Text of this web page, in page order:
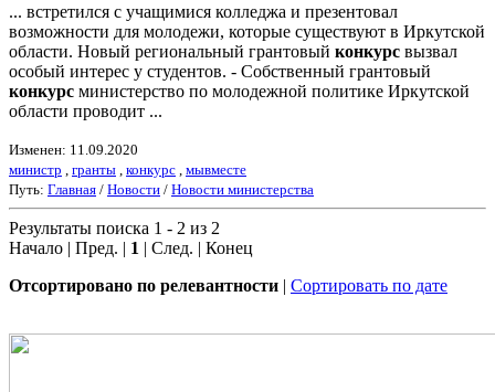
... встретился с учащимися колледжа и презентовал
возможности для молодежи, которые существуют в Иркутской
области. Новый региональный грантовый конкурс вызвал
особый интерес у студентов. - Собственный грантовый
конкурс министерство по молодежной политике Иркутской
области проводит ...
Изменен: 11.09.2020
министр
гранты конкурс мывместе
Путь: Главная / Новости / Новости министерства
Результаты поиска 1 - 2 из 2
Начало | Пред. | 1 | След. | Конец
Отсортировано по релевантности | Сортировать по дате